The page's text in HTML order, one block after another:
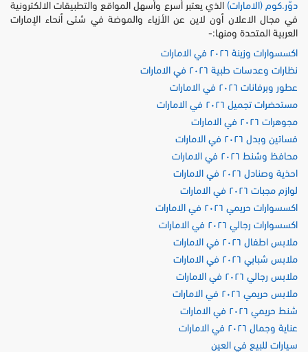
دوّر.كوم (الامارات) الذي يعتبر أسرع وأسهل المواقع والتطبيقات الالكترونية
في مجال الاعلان أون لاين عن الأزياء والموضة في شتى أنحاء الإمارات
العربية المتحدة ومنها:-
اكسسوارات وزينة ٢٠٢٦ في الامارات
نظارات وعدسات طبية ٢٠٢٦ في الامارات
عطور وبرفانات ٢٠٢٦ في الامارات
مستحضرات تجميل ٢٠٢٦ في الامارات
مجوهرات ٢٠٢٦ في الامارات
فساتين وبدل ٢٠٢٦ في الامارات
محافظ وشنط ٢٠٢٦ في الامارات
احذية وصنادل ٢٠٢٦ في الامارات
لوازم مجبات ٢٠٢٦ في الامارات
اكسسوارات حريمي ٢٠٢٦ في الامارات
اكسسوارات رجالي ٢٠٢٦ في الامارات
ملابس اطفال ٢٠٢٦ في الامارات
ملابس شبابي ٢٠٢٦ في الامارات
ملابس رجالي ٢٠٢٦ في الامارات
ملابس حريمي ٢٠٢٦ في الامارات
شنط حريمي ٢٠٢٦ في الامارات
عناية وجمال ٢٠٢٦ في الامارات
سيارات للبيع في العين